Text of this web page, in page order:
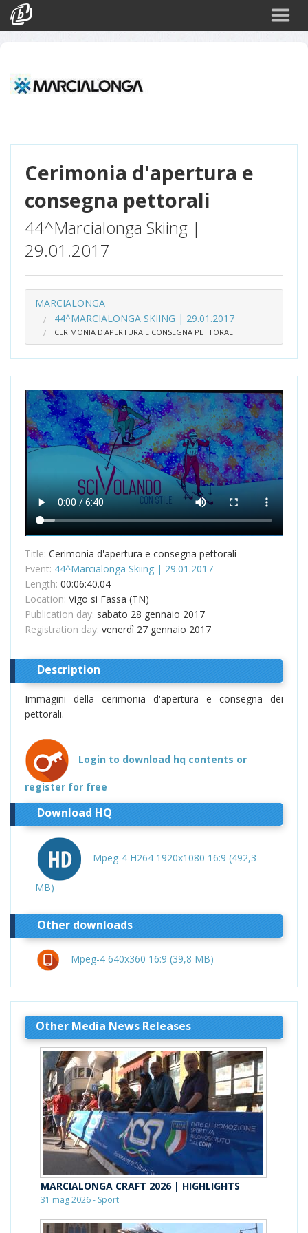
Cerimonia d'apertura e
consegna pettorali
44^Marcialonga Skiing |
29.01.2017
MARCIALONGA
44^MARCIALONGA SKIING | 29.01.2017
CERIMONIA D'APERTURA E CONSEGNA PETTORALI
Title: Cerimonia d'apertura e consegna pettorali
Event: 44^Marcialonga Skiing | 29.01.2017
Length: 00:06:40.04
Location: Vigo si Fassa (TN)
Publication day: sabato 28 gennaio 2017
Registration day: venerdì 27 gennaio 2017
Description
Immagini della cerimonia d'apertura e consegna dei
pettorali.
Login to download hq contents or
register for free
Download HQ
Mpeg-4 H264 1920x1080 16:9 (492,3
MB)
Other downloads
Mpeg-4 640x360 16:9 (39,8 MB)
Other Media News Releases
MARCIALONGA CRAFT 2026 | HIGHLIGHTS
31 mag 2026 - Sport